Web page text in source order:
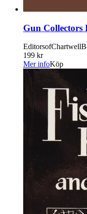
Gun Collectors
199 kr
Mer infoKöp